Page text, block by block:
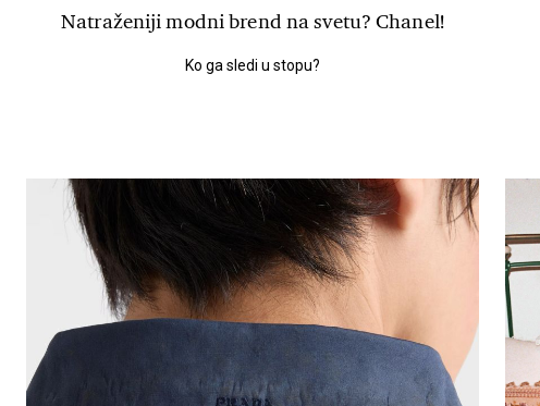
Natraženiji modni brend na svetu? Chanel!
Ko ga sledi u stopu?